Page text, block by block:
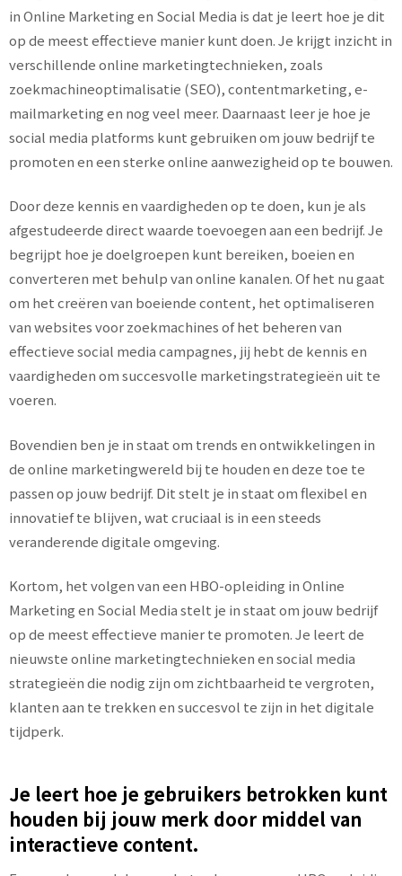
in Online Marketing en Social Media is dat je leert hoe je dit
op de meest effectieve manier kunt doen. Je krijgt inzicht in
verschillende online marketingtechnieken, zoals
zoekmachineoptimalisatie (SEO), contentmarketing, e-
mailmarketing en nog veel meer. Daarnaast leer je hoe je
social media platforms kunt gebruiken om jouw bedrijf te
promoten en een sterke online aanwezigheid op te bouwen.
Door deze kennis en vaardigheden op te doen, kun je als
afgestudeerde direct waarde toevoegen aan een bedrijf. Je
begrijpt hoe je doelgroepen kunt bereiken, boeien en
converteren met behulp van online kanalen. Of het nu gaat
om het creëren van boeiende content, het optimaliseren
van websites voor zoekmachines of het beheren van
effectieve social media campagnes, jij hebt de kennis en
vaardigheden om succesvolle marketingstrategieën uit te
voeren.
Bovendien ben je in staat om trends en ontwikkelingen in
de online marketingwereld bij te houden en deze toe te
passen op jouw bedrijf. Dit stelt je in staat om flexibel en
innovatief te blijven, wat cruciaal is in een steeds
veranderende digitale omgeving.
Kortom, het volgen van een HBO-opleiding in Online
Marketing en Social Media stelt je in staat om jouw bedrijf
op de meest effectieve manier te promoten. Je leert de
nieuwste online marketingtechnieken en social media
strategieën die nodig zijn om zichtbaarheid te vergroten,
klanten aan te trekken en succesvol te zijn in het digitale
tijdperk.
Je leert hoe je gebruikers betrokken kunt
houden bij jouw merk door middel van
interactieve content.